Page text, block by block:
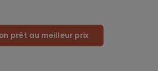
prêt au meilleur prix